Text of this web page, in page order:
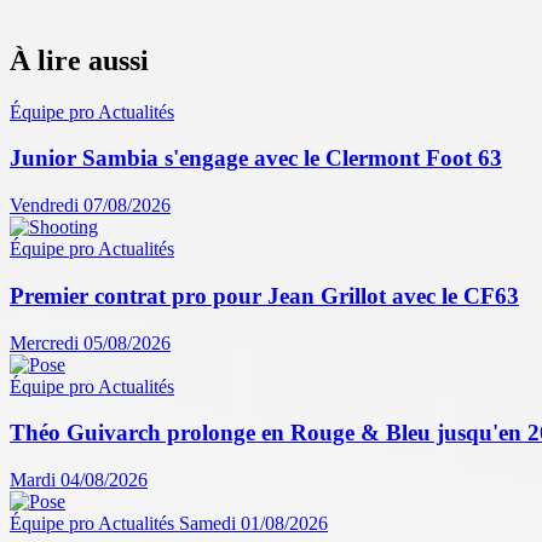
À lire aussi
Équipe pro Actualités
Junior Sambia s'engage avec le Clermont Foot 63
Vendredi 07/08/2026
Équipe pro Actualités
Premier contrat pro pour Jean Grillot avec le CF63
Mercredi 05/08/2026
Équipe pro Actualités
Théo Guivarch prolonge en Rouge & Bleu jusqu'en
Mardi 04/08/2026
Équipe pro Actualités Samedi 01/08/2026